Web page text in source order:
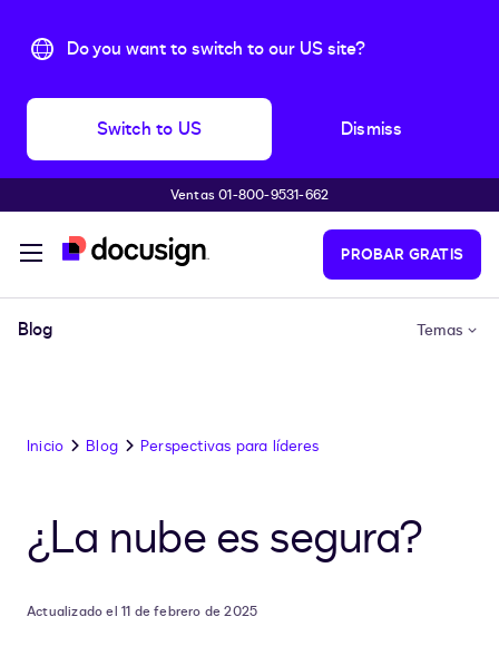
Do you want to switch to our US site?
Switch to US Dismiss
Accede al contenido principalVentas 01-800-9531-662
PROBAR GRATIS
Blog Temas
Inicio Blog Perspectivas para líderes
¿La nube es segura?
Actualizado el 11 de febrero de 2025